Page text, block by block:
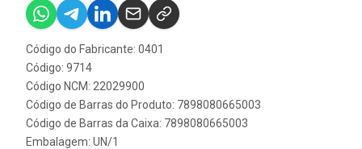
Código do Fabricante: 0401
Código: 9714
Código NCM: 22029900
Código de Barras do Produto: 7898080665003
Código de Barras da Caixa: 7898080665003
Embalagem: UN/1